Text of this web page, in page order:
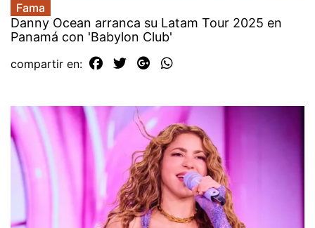
Fama
Danny Ocean arranca su Latam Tour 2025 en
Panamá con 'Babylon Club'
compartir en: